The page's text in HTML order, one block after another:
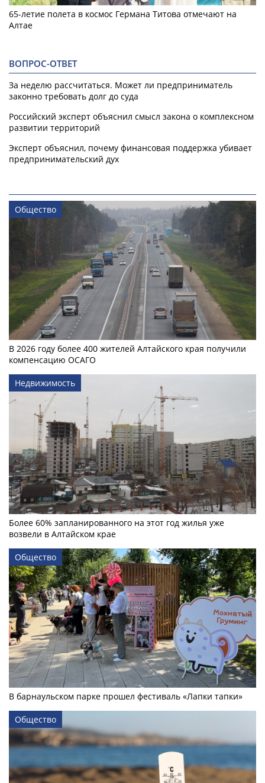
65-летие полета в космос Германа Титова отмечают на
Алтае
ВОПРОС-ОТВЕТ
За неделю рассчитаться. Может ли предприниматель
законно требовать долг до суда
Российский эксперт объяснил смысл закона о комплексном
развитии территорий
Эксперт объяснил, почему финансовая поддержка убивает
предпринимательский дух
Общество
В 2026 году более 400 жителей Алтайского края получили
компенсацию ОСАГО
Недвижимость
Более 60% запланированного на этот год жилья уже
возвели в Алтайском крае
Общество
В барнаульском парке прошел фестиваль «Лапки тапки»
Общество